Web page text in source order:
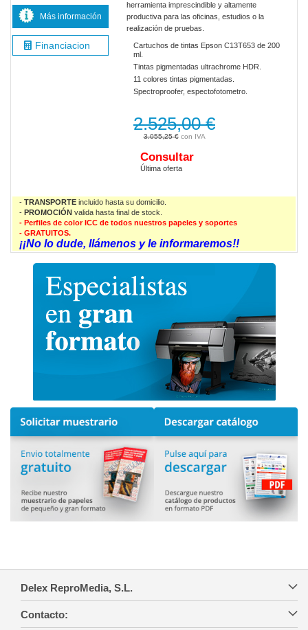
Más información
Financiacion
herramienta imprescindible y altamente
productiva para las oficinas, estudios o la
realización de pruebas.
Cartuchos de tintas Epson C13T653 de 200
ml.
Tintas pigmentadas ultrachrome HDR.
11 colores tintas pigmentadas.
Spectroproofer, espectofotometro.
3.055,25 €
2.525,00 €
Consultar
Última oferta
- TRANSPORTE incluido hasta su domicilio.
- PROMOCIÓN valida hasta final de stock.
- Perfiles de color ICC de todos nuestros papeles y soportes
- GRATUITOS.
¡¡No lo dude, llámenos y le informaremos!!
Delex ReproMedia, S.L.
Contacto: